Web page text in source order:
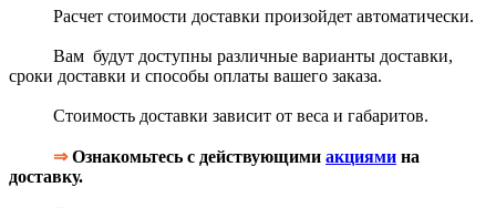
Расчет стоимости доставки произойдет автоматически.
Вам будут доступны различные варианты доставки,
сроки доставки и способы оплаты вашего заказа.
Стоимость доставки зависит от веса и габаритов.
⇒Ознакомьтесь с действующими акциями на
доставку.